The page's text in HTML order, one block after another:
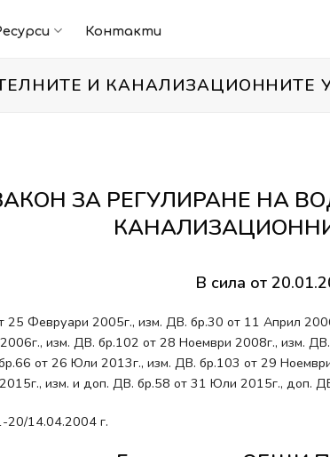
Контакти
И КАНАЛИЗАЦИОННИТЕ
ЗА РЕГУЛИРАНЕ НА
В сила от
25 Февруари 2005г., изм. ДВ. бр.30 от 11 Април
изм. ДВ. бр.102 от 28 Ноември 2008г., изм.
от 26 Юли 2013г., изм. ДВ. бр.103 от 29
изм. и доп. ДВ. бр.58 от 31 Юли 2015г., доп.
20/14.04.2004 г.